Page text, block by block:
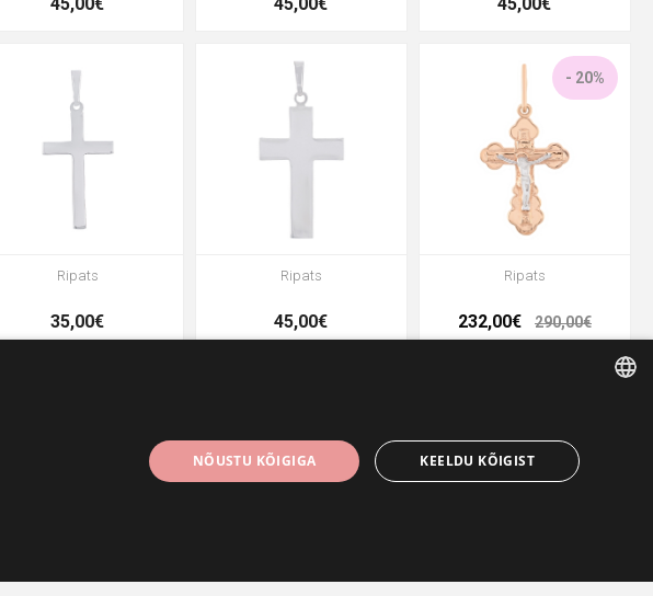
Ripats
35,00€
Ripats
45,00€
- 20%
Ripats
232,00€ 290,00€
ENGLISH
NÕUSTU KÕIGIGA KEELDU KÕIGIST